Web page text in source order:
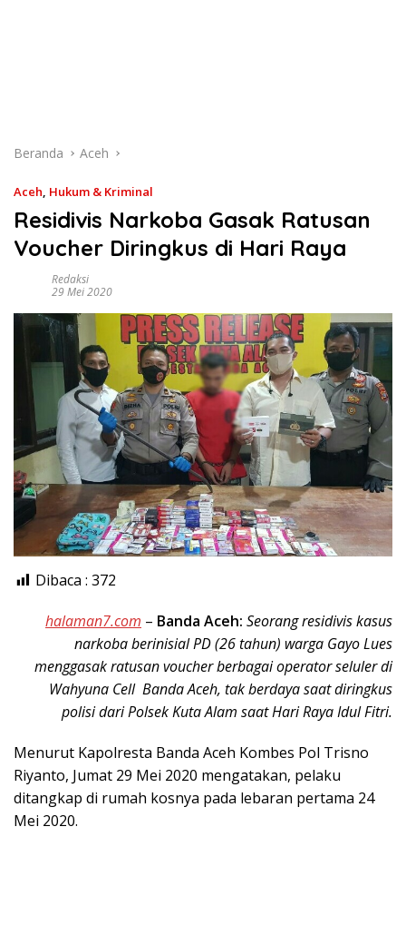
Beranda Aceh
Aceh, Hukum & Kriminal
Residivis Narkoba Gasak Ratusan
Voucher Diringkus di Hari Raya
Redaksi
29 Mei 2020
Dibaca : 372
halaman7.com – Banda Aceh: Seorang residivis kasus
narkoba berinisial PD (26 tahun) warga Gayo Lues
menggasak ratusan voucher berbagai operator seluler di
Wahyuna Cell Banda Aceh, tak berdaya saat diringkus
polisi dari Polsek Kuta Alam saat Hari Raya Idul Fitri.
Menurut Kapolresta Banda Aceh Kombes Pol Trisno
Riyanto, Jumat 29 Mei 2020 mengatakan, pelaku
ditangkap di rumah kosnya pada lebaran pertama 24
Mei 2020.